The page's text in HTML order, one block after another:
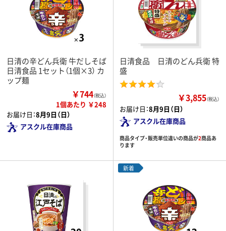
日清の辛どん兵衛 牛だしそば
日清食品 1セット（1個×3） カ
ップ麺
￥744（税込）
1個あたり ￥248
お届け日：8月9日（日）
アスクル在庫商品
日清食品 日清のどん兵衛 特
盛
￥3,855（税込）
お届け日：8月9日（日）
アスクル在庫商品
商品タイプ・販売単位違いの商品が2商品あ
ります
新着